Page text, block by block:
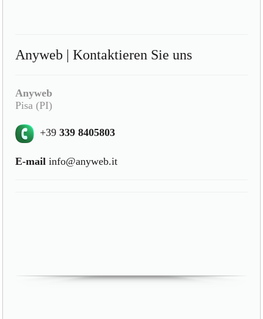
Anyweb | Kontaktieren Sie uns
Anyweb
Pisa (PI)
+39339 8405803
E-mail info@anyweb.it